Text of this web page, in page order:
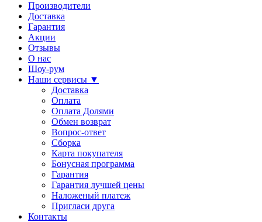
Производители
Доставка
Гарантия
Акции
Отзывы
О нас
Шоу-рум
Наши сервисы ▼
Доставка
Оплата
Оплата Долями
Обмен возврат
Вопрос-ответ
Сборка
Карта покупателя
Бонусная программа
Гарантия
Гарантия лучшей цены
Наложеный платеж
Пригласи друга
Контакты